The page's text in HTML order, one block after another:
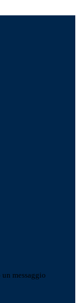
messaggio